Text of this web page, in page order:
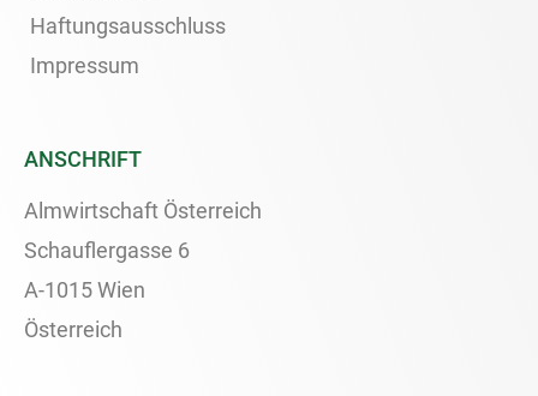
Haftungsausschluss
Impressum
ANSCHRIFT
Almwirtschaft Österreich
Schauflergasse 6
A-1015 Wien
Österreich